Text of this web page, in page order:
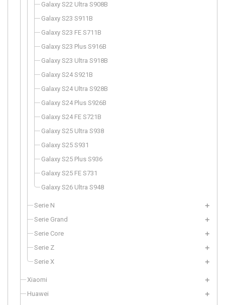
Galaxy S22 Ultra S908B
Galaxy S23 S911B
Galaxy S23 FE S711B
Galaxy S23 Plus S916B
Galaxy S23 Ultra S918B
Galaxy S24 S921B
Galaxy S24 Ultra S928B
Galaxy S24 Plus S926B
Galaxy S24 FE S721B
Galaxy S25 Ultra S938
Galaxy S25 S931
Galaxy S25 Plus S936
Galaxy S25 FE S731
Galaxy S26 Ultra S948
Serie N
Serie Grand
Serie Core
Serie Z
Serie X
Xiaomi
Huawei